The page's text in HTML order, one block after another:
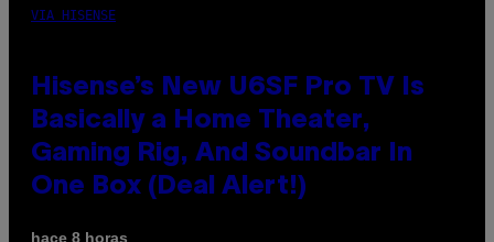
VIA HISENSE
Hisense’s New U6SF Pro TV Is
Basically a Home Theater,
Gaming Rig, And Soundbar In
One Box (Deal Alert!)
hace 8 horas